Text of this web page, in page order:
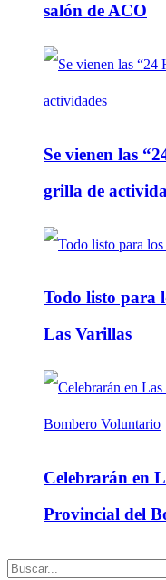
salón de ACO
Se vienen las
grilla de
Todo listo para
Las Varillas
Celebrarán en
Provincial del